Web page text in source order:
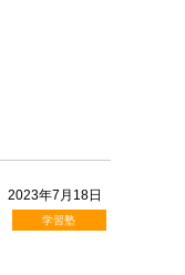
2023年7月18日
学習塾